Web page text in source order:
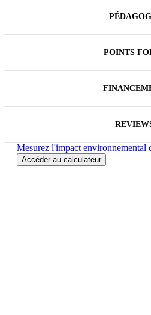
POINTS
Mesurez l'impact environnemental
Accéder au calculateur